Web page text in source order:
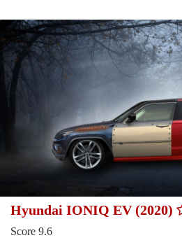
Hyundai IONIQ EV (2020)
Score 9.6